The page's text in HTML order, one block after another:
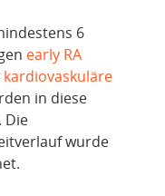
6
early RA
kardiovaskuläre
in diese
Die
wurde